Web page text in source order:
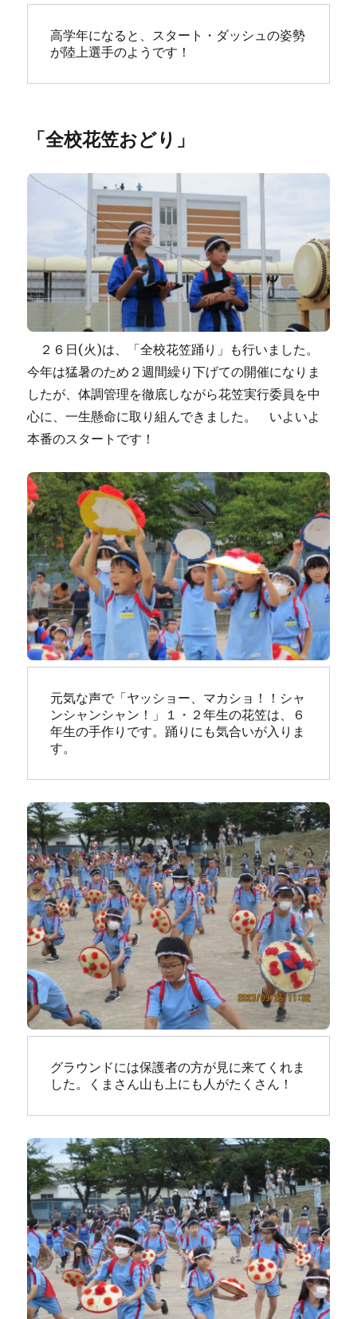
高学年になると、スタート・ダッシュの姿勢
が陸上選手のようです！
「全校花笠おどり」
２６日(火)は、「全校花笠踊り」も行いました。
今年は猛暑のため２週間繰り下げての開催になりま
したが、体調管理を徹底しながら花笠実行委員を中
心に、一生懸命に取り組んできました。 いよいよ
本番のスタートです！
元気な声で「ヤッショー、マカショ！！シャ
ンシャンシャン！」１・２年生の花笠は、６
年生の手作りです。踊りにも気合いが入りま
す。
グラウンドには保護者の方が見に来てくれま
した。くまさん山も上にも人がたくさん！